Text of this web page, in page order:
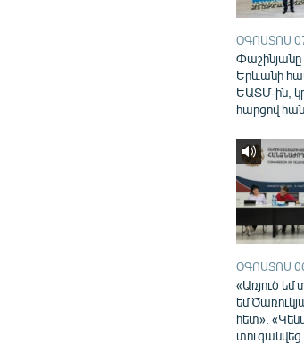
ՕԳՈՍՏՈՍ
Երևանի
ԵԱՏՄ-ին,
հարցով
ՕԳՈՍՏՈՍ
«Առյուծ եմ
եմ
հետ».
տուգանվեց